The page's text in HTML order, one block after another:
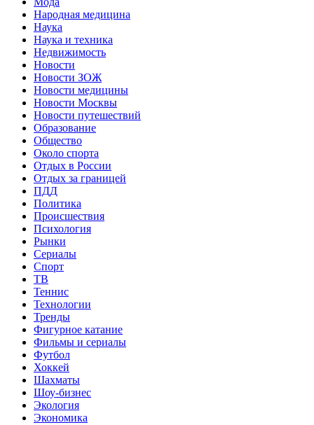
Народная медицина
Наука
Наука и техника
Недвижимость
Новости
Новости ЗОЖ
Новости медицины
Новости Москвы
Новости путешествий
Образование
Общество
Около спорта
Отдых в России
Отдых за границей
ПДД
Политика
Происшествия
Психология
Рынки
Сериалы
Спорт
ТВ
Теннис
Технологии
Тренды
Фигурное катание
Фильмы и сериалы
Футбол
Хоккей
Шахматы
Шоу-бизнес
Экология
Экономика